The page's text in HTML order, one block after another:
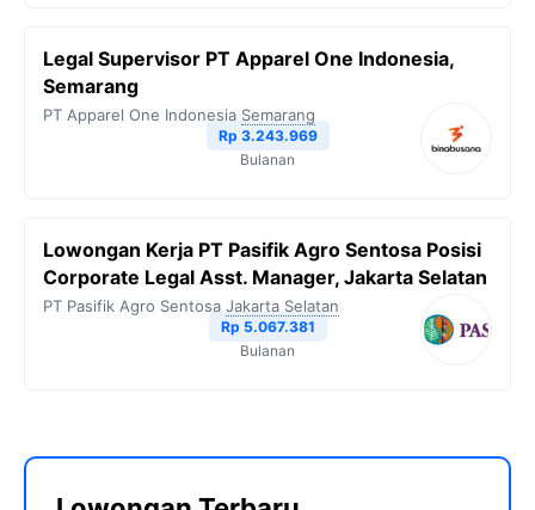
Legal Supervisor PT Apparel One Indonesia,
Semarang
PT Apparel One Indonesia Semarang
Rp 3.243.969
Bulanan
Lowongan Kerja PT Pasifik Agro Sentosa Posisi
Corporate Legal Asst. Manager, Jakarta Selatan
PT Pasifik Agro Sentosa Jakarta Selatan
Rp 5.067.381
Bulanan